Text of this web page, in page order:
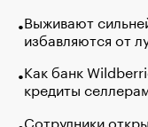
Выживают
избавляются от
Как банк
кредиты
Сотрудники